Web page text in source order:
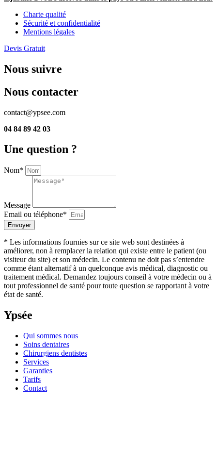
Charte qualité
Sécurité et confidentialité
Mentions légales
Devis Gratuit
Nous suivre
Nous contacter
contact@ypsee.com
04 84 89 42 03
Une question ?
Nom*
Message
Email ou téléphone*
Envoyer
* Les informations fournies sur ce site web sont destinées à
améliorer, non à remplacer la relation qui existe entre le patient (ou
visiteur du site) et son médecin. Le contenu ne doit pas s’entendre
comme étant alternatif à un quelconque avis médical, diagnostic ou
traitement médical. Demandez toujours conseil à votre médecin ou à
tout professionnel de santé pour toute question se rapportant à votre
état de santé.
Ypsée
Qui sommes nous
Soins dentaires
Chirurgiens dentistes
Services
Garanties
Tarifs
Contact